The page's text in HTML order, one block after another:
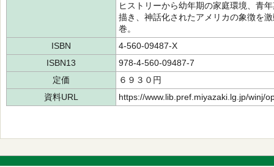
ヒストリーから幼年期の家庭環境、青
描き、神話化されたアメリカの象徴を
巻。
ISBN
4-560-09487-X
ISBN13
978-4-560-09487-7
定価
６９３０円
資料URL
https://www.lib.pref.miyazaki.lg.jp/winj/